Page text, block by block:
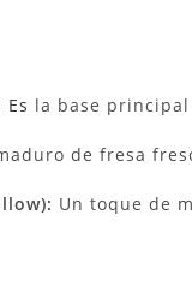
Es la base
de fresa
Un toque de